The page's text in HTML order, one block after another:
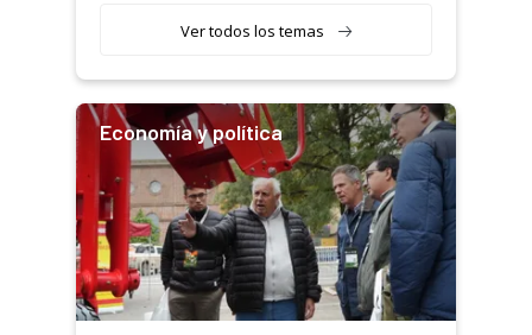
Ver todos los temas
Economía y política